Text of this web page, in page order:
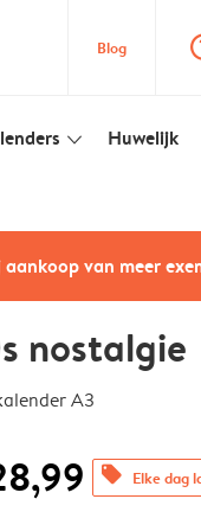
Blog
slim_arrow_down Huwelijk
van meer
nostalgie
A3
offers Elke dag